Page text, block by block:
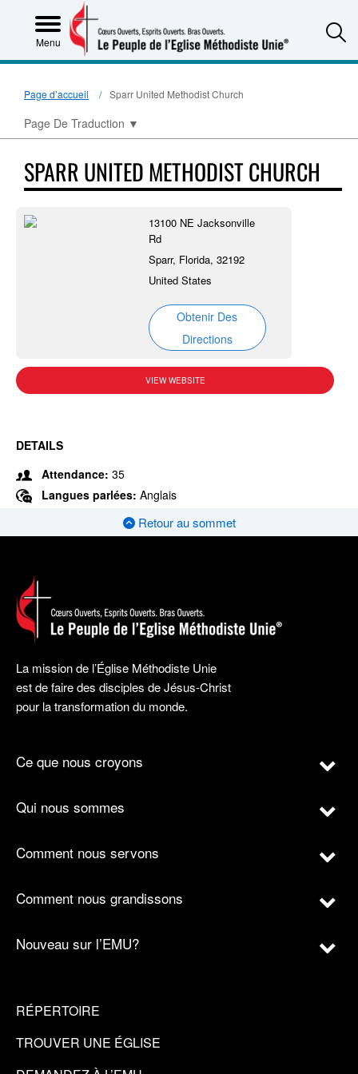
Menu
Page d’accueil Sparr United Methodist Church
Page De Traduction ▼
SPARR UNITED METHODIST CHURCH
13100 NE Jacksonville
Rd
Sparr, Florida, 32192
United States
Obtenir Des
Directions
VIEW WEBSITE
DETAILS
Attendance: 35
Langues parlées: Anglais
Retour au sommet
La mission de l’Église Méthodiste Unie
est de faire des disciples de Jésus-Christ
pour la transformation du monde.
Ce que nous croyons
Qui nous sommes
Comment nous servons
Comment nous grandissons
Nouveau sur l’EMU?
RÉPERTOIRE
TROUVER UNE ÉGLISE